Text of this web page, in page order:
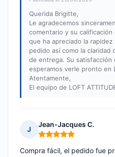
Querida Brigitte,
Le agradecemos
comentario y su
que ha apreciado la
pedido así como la
de entrega. Su
esperamos verle pronto en
Atentamente,
El equipo de LOFT
J
Jean-Jacques C.
Nota: 5 de 5
Compra fácil, el pedido fue